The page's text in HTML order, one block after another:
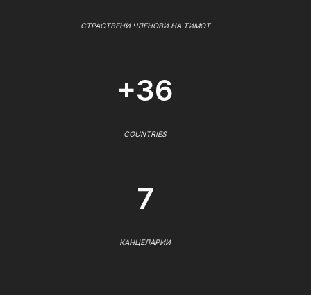
СТРАСТВЕНИ ЧЛЕНОВИ НА ТИМОТ
+36
COUNTRIES
7
КАНЦЕЛАРИИ